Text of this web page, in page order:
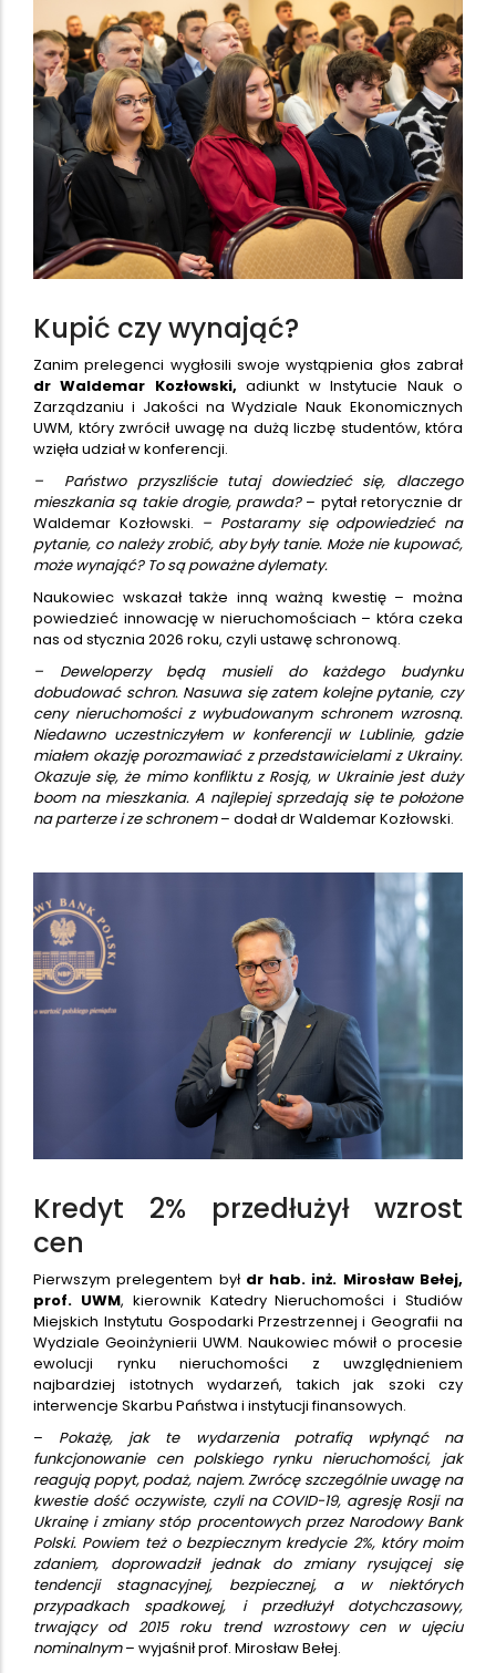
Kupić czy wynająć?
Zanim prelegenci wygłosili swoje wystąpienia głos zabrał
dr Waldemar Kozłowski, adiunkt w Instytucie Nauk o
Zarządzaniu i Jakości na Wydziale Nauk Ekonomicznych
UWM, który zwrócił uwagę na dużą liczbę studentów, która
wzięła udział w konferencji.
– Państwo przyszliście tutaj dowiedzieć się, dlaczego
mieszkania są takie drogie, prawda?– pytał retorycznie dr
Waldemar Kozłowski. – Postaramy się odpowiedzieć na
pytanie, co należy zrobić, aby były tanie. Może nie kupować,
może wynająć? To są poważne dylematy.
Naukowiec wskazał także inną ważną kwestię – można
powiedzieć innowację w nieruchomościach – która czeka
nas od stycznia 2026 roku, czyli ustawę schronową.
– Deweloperzy będą musieli do każdego budynku
dobudować schron. Nasuwa się zatem kolejne pytanie, czy
ceny nieruchomości z wybudowanym schronem wzrosną.
Niedawno uczestniczyłem w konferencji w Lublinie, gdzie
miałem okazję porozmawiać z przedstawicielami z Ukrainy.
Okazuje się, że mimo konfliktu z Rosją, w Ukrainie jest duży
boom na mieszkania. A najlepiej sprzedają się te położone
na parterze i ze schronem– dodał dr Waldemar Kozłowski.
Kredyt 2% przedłużył wzrost
cen
Pierwszym prelegentem był dr hab. inż. Mirosław Bełej,
prof. UWM, kierownik Katedry Nieruchomości i Studiów
Miejskich Instytutu Gospodarki Przestrzennej i Geografii na
Wydziale Geoinżynierii UWM. Naukowiec mówił o procesie
ewolucji rynku nieruchomości z uwzględnieniem
najbardziej istotnych wydarzeń, takich jak szoki czy
interwencje Skarbu Państwa i instytucji finansowych.
– Pokażę, jak te wydarzenia potrafią wpłynąć na
funkcjonowanie cen polskiego rynku nieruchomości, jak
reagują popyt, podaż, najem. Zwrócę szczególnie uwagę na
kwestie dość oczywiste, czyli na COVID-19, agresję Rosji na
Ukrainę i zmiany stóp procentowych przez Narodowy Bank
Polski. Powiem też o bezpiecznym kredycie 2%, który moim
zdaniem, doprowadził jednak do zmiany rysującej się
tendencji stagnacyjnej, bezpiecznej, a w niektórych
przypadkach spadkowej, i przedłużył dotychczasowy,
trwający od 2015 roku trend wzrostowy cen w ujęciu
nominalnym– wyjaśnił prof. Mirosław Bełej.